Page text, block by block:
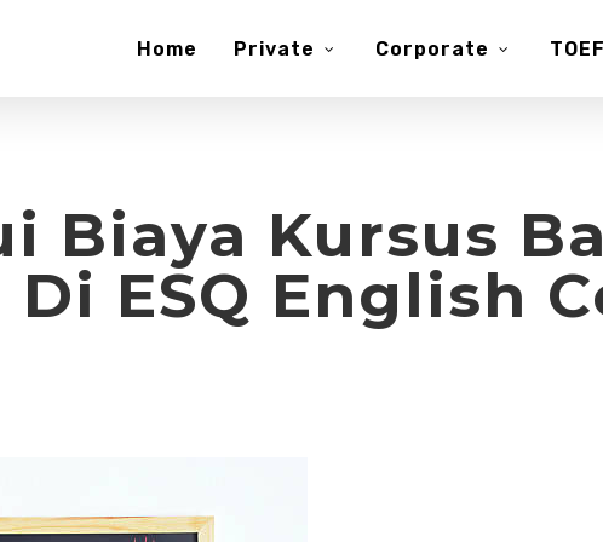
Home Private Corporate
Biaya Kursus
ESQ English